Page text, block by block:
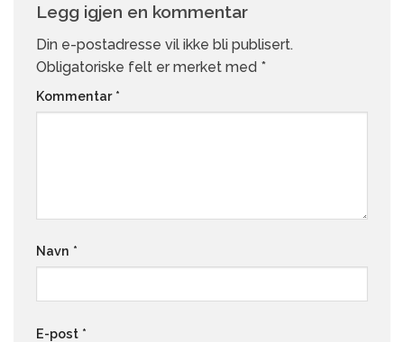
Legg igjen en kommentar
Din e-postadresse vil ikke bli publisert.
Obligatoriske felt er merket med *
Kommentar *
Navn *
E-post *